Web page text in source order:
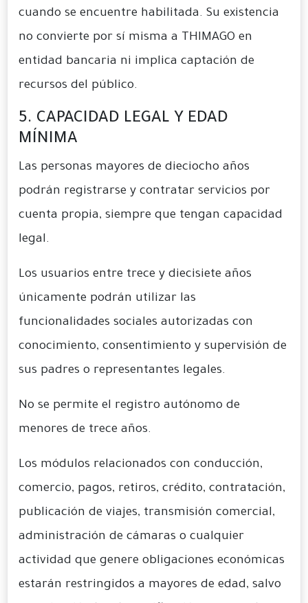
cuando se encuentre habilitada. Su existencia
no convierte por sí misma a THIMAGO en
entidad bancaria ni implica captación de
recursos del público.
5. CAPACIDAD LEGAL Y EDAD
MÍNIMA
Las personas mayores de dieciocho años
podrán registrarse y contratar servicios por
cuenta propia, siempre que tengan capacidad
legal.
Los usuarios entre trece y diecisiete años
únicamente podrán utilizar las
funcionalidades sociales autorizadas con
conocimiento, consentimiento y supervisión de
sus padres o representantes legales.
No se permite el registro autónomo de
menores de trece años.
Los módulos relacionados con conducción,
comercio, pagos, retiros, crédito, contratación,
publicación de viajes, transmisión comercial,
administración de cámaras o cualquier
actividad que genere obligaciones económicas
estarán restringidos a mayores de edad, salvo